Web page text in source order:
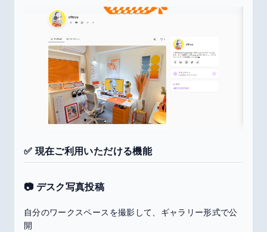
✅ 現在ご利用いただける機能
📷 デスク写真投稿
自分のワークスペースを撮影して、ギャラリー形式で公
開